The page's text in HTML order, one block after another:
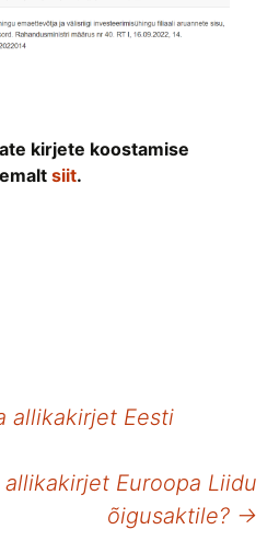
kirjete koostamise
siit.
allikakirjet Eesti
Euroopa Liidu
õigusaktile? →